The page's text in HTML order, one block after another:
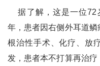
据了解，这是一位72
年，患者因右侧外耳道
根治性手术、化疗、放
发，患者本不打算再治